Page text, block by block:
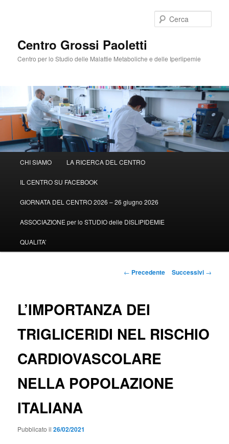
Centro Grossi Paoletti
Centro per lo Studio delle Malattie Metaboliche e delle Iperlipemie
principale
Vai
al
contenuto
CHI SIAMO LA RICERCA DEL CENTRO
IL CENTRO SU FACEBOOK
GIORNATA DEL CENTRO 2026 – 26 giugno 2026
ASSOCIAZIONE per lo STUDIO delle DISLIPIDEMIE
QUALITA’
Navigazione
← Precedente Successivi →
L’IMPORTANZA DEI
TRIGLICERIDI NEL RISCHIO
CARDIOVASCOLARE
NELLA POPOLAZIONE
ITALIANA
Pubblicato il26/02/2021